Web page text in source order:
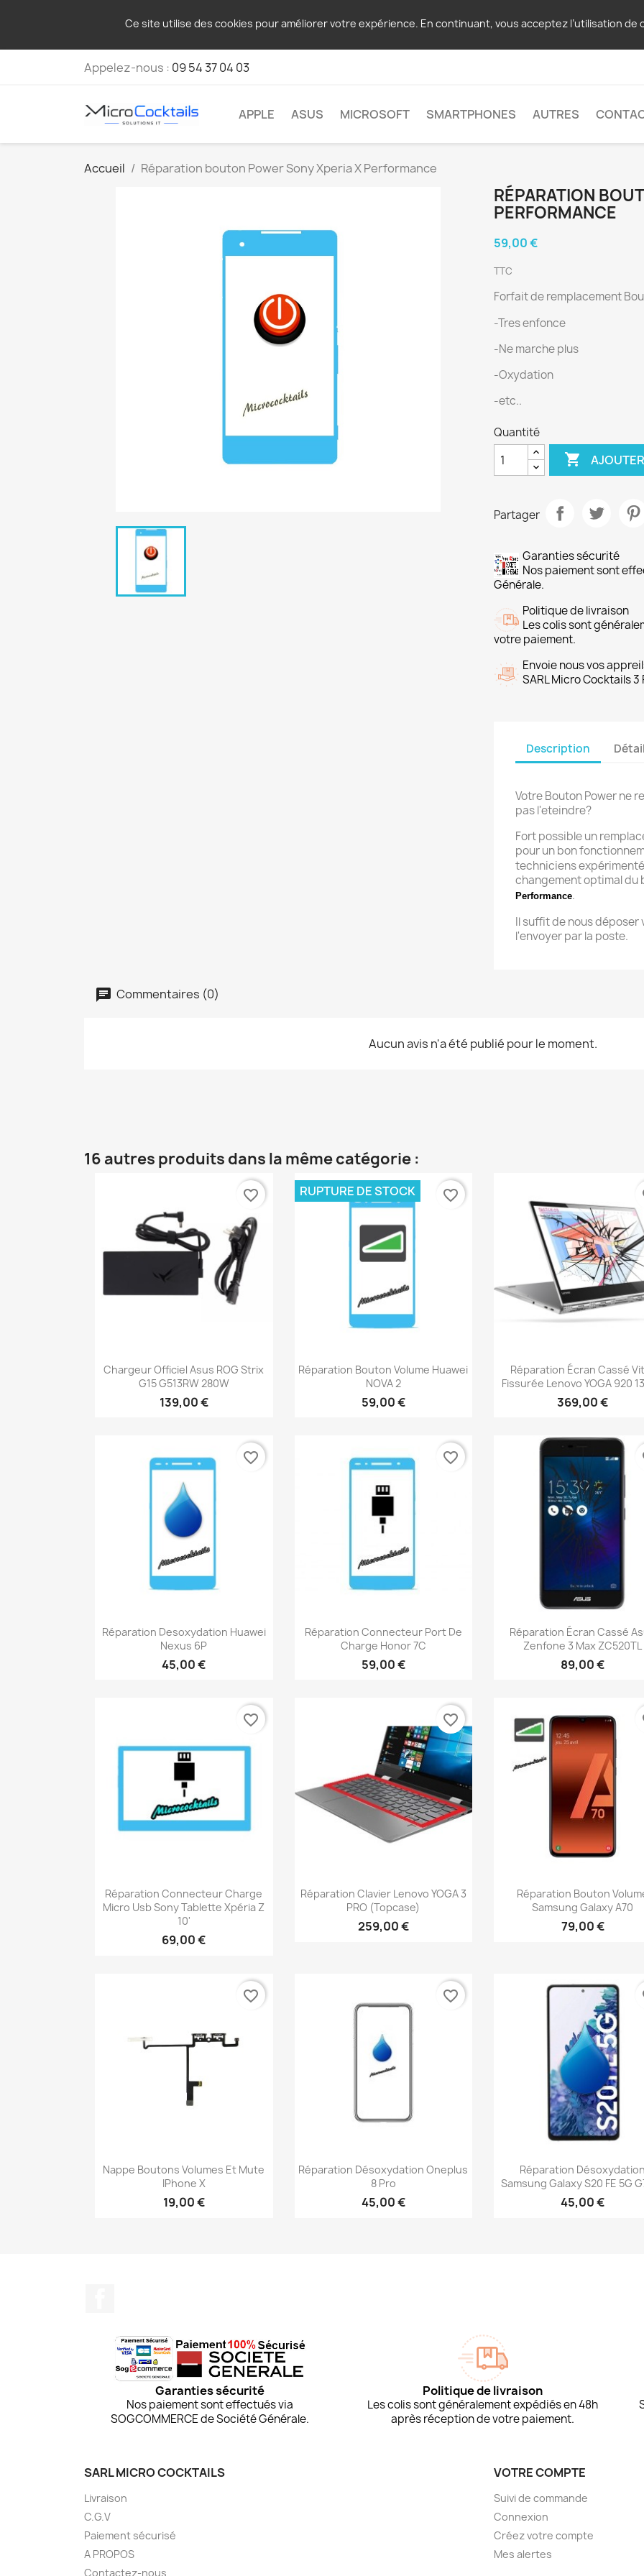
Ce site utilise des cookies pour améliorer votre expérience. En continuant, vous acceptez l’utilisation de
Appelez-nous : 09 54 37 04 03
APPLE ASUS MICROSOFT SMARTPHONES AUTRES
Accueil Réparation bouton Power Sony Xperia X Performance
RÉPARATION
PERFORMANCE
59,00 €
TTC
Forfait de remplacement
-Tres enfonce
-Ne marche plus
-Oxydation
-etc..
Quantité

Partager
Garanties sécurité
Nos paiement sont
Générale.
Politique de livraison
Les colis sont
votre paiement.
Envoie nous vos
SARL Micro Cocktails 3
Description
Votre Bouton Power ne
pas l'eteindre?
Fort possible un
pour un bon
techniciens
changement optimal du
Performance.
Il suffit de nous déposer
l'envoyer par la poste.
Commentaires (0)
Aucun avis n'a été publié pour le moment.
16 autres produits dans la même catégorie :
Aperçu rapide
Chargeur Officiel Asus ROG Strix
G15 G513RW 280W
139,00 €
favorite_border
Aperçu rapide
Réparation Bouton Volume Huawei
NOVA 2
59,00 €
RUPTURE DE STOCK favorite_border
Aperçu rapide
Réparation Écran Cassé
Fissurée Lenovo YOGA 920
369,00 €
Aperçu rapide
Réparation Desoxydation Huawei
Nexus 6P
45,00 €
favorite_border
Aperçu rapide
Réparation Connecteur Port De
Charge Honor 7C
59,00 €
favorite_border
Aperçu rapide
Réparation Écran Cassé
Zenfone 3 Max ZC520TL
89,00 €
Aperçu rapide
Réparation Connecteur Charge
Micro Usb Sony Tablette Xpéria Z
10'
69,00 €
favorite_border
Aperçu rapide
Réparation Clavier Lenovo YOGA 3
PRO (topcase)
259,00 €
favorite_border
Aperçu rapide
Réparation Bouton
Samsung Galaxy A70
79,00 €
Aperçu rapide
Nappe Boutons Volumes Et Mute
IPhone X
19,00 €
favorite_border
Aperçu rapide
Réparation Désoxydation Oneplus
8 Pro
45,00 €
favorite_border
Aperçu rapide
Réparation Désoxydation
Samsung Galaxy S20 FE 5G
45,00 €
Garanties sécurité
Nos paiement sont effectués via
SOGCOMMERCE de Société Générale.
Politique de livraison
Les colis sont généralement expédiés en 48h
après réception de votre paiement.
SARL MICRO COCKTAILS
Livraison
C.G.V
Paiement sécurisé
A PROPOS
Contactez-nous
VOTRE COMPTE
Suivi de commande
Connexion
Créez votre compte
Mes alertes